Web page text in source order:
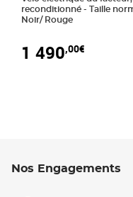
reconditionné - Taille normale -
Noir/ Rouge
1 490,00€
Nos Engagements